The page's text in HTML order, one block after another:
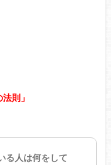
則」
る人は何をして